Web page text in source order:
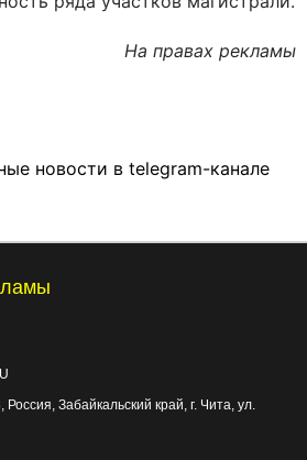
На правах рекламы
новости в telegram-канале
, Россия, Забайкальский край, г. Чита, ул.